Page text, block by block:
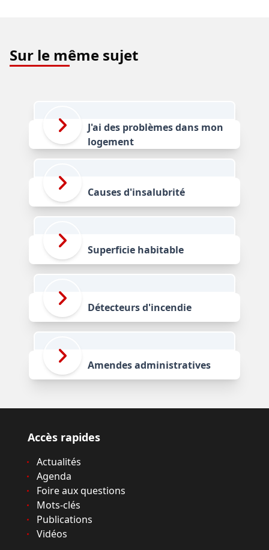
Sur le même sujet
J'ai des problèmes dans mon
logement
Causes d'insalubrité
Superficie habitable
Détecteurs d'incendie
Amendes administratives
Accès rapides
Actualités
Agenda
Foire aux questions
Mots-clés
Publications
Vidéos